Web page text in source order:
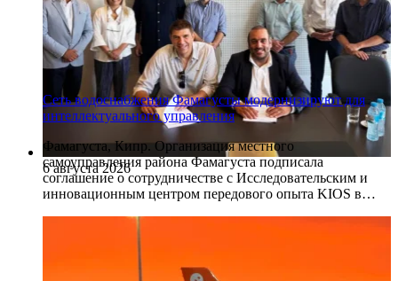
6 августа 2026
Сеть водоснабжения Фамагусты модернизируют для
интеллектуального управления
Фамагуста, Кипр. Организация местного
самоуправления района Фамагуста подписала
соглашение о сотрудничестве с Исследовательским и
инновационным центром передового опыта KIOS в…